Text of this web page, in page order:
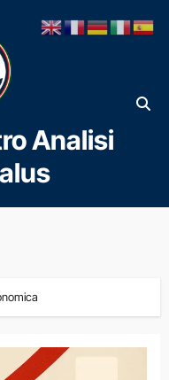
Analisi